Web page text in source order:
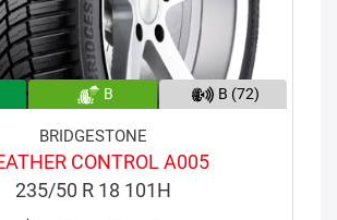
B B (72)
BRIDGESTONE
CONTROL A005
235/50 R 18 101H